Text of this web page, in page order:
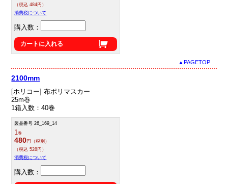
（税込 484円）
消費税について
購入数：
カートに入れる
▲PAGETOP
2100mm
[ホリコー] 布ポリマスカー
25m巻
1箱入数：40巻
製品番号 26_169_14
1巻
480円（税別）
（税込 528円）
消費税について
購入数：